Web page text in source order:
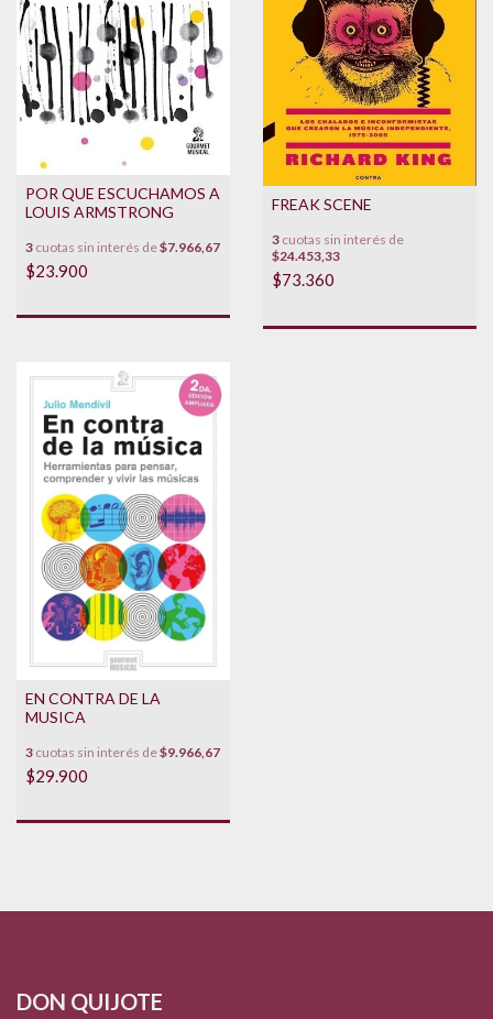
POR QUE ESCUCHAMOS A
LOUIS ARMSTRONG
3 cuotas sin interés de$7.966,67
$23.900
FREAK SCENE
3 cuotas sin interés de
$24.453,33
$73.360
EN CONTRA DE LA
MUSICA
3 cuotas sin interés de$9.966,67
$29.900
DON QUIJOTE